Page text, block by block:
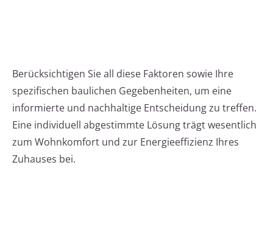
Berücksichtigen Sie all diese Faktoren sowie Ihre
spezifischen baulichen Gegebenheiten, um eine
informierte und nachhaltige Entscheidung zu treffen.
Eine individuell abgestimmte Lösung trägt wesentlich
zum Wohnkomfort und zur Energieeffizienz Ihres
Zuhauses bei.